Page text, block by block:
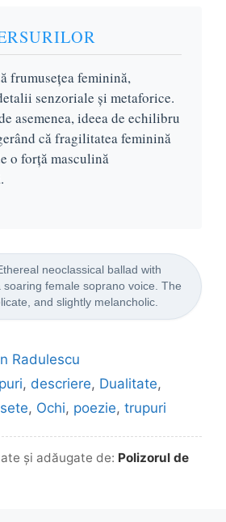
frumusețea feminină,
senzoriale și metaforice.
asemenea, ideea de echilibru
că fragilitatea feminină
o forță masculină
neoclassical ballad with
soaring female soprano voice. The
and slightly melancholic.
Radulescu
, descriere, Dualitate,
, Ochi, poezie, trupuri
și adăugate de: Polizorul de